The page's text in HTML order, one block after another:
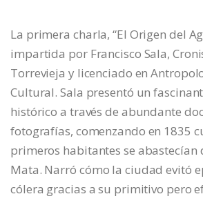
La primera charla, “El Origen del
impartida por Francisco Sala,
Torrevieja y licenciado en
Cultural. Sala presentó un
histórico a través de abundante
fotografías, comenzando en 1835
primeros habitantes se abastecían
Mata. Narró cómo la ciudad evitó
cólera gracias a su primitivo pero